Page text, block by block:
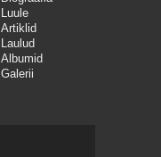
Luule
Artiklid
Laulud
Albumid
Galerii